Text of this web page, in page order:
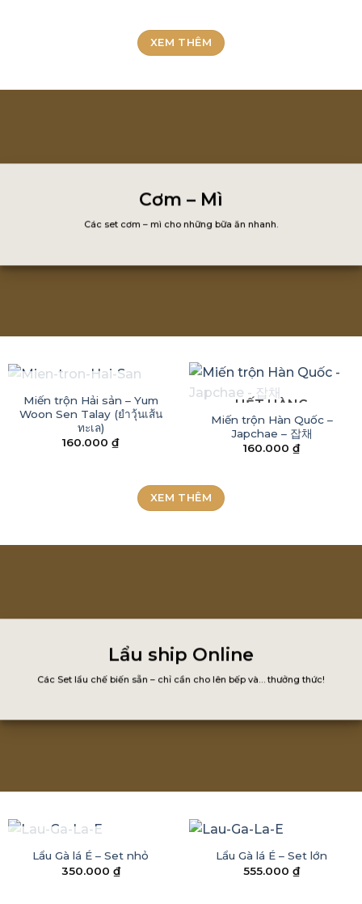
XEM THÊM
Cơm – Mì
Các set cơm – mì cho những bữa ăn nhanh.
HẾT HÀNG
Miến trộn Hải sản – Yum
Woon Sen Talay (ยำวุ้นเส้น
ทะเล)
160.000 ₫
HẾT HÀNG
Miến trộn Hàn Quốc –
Japchae – 잡채
160.000 ₫
XEM THÊM
Lẩu ship Online
Các Set lẩu chế biến sẵn – chỉ cần cho lên bếp và… thưởng thức!
HẾT HÀNG
Lẩu Gà lá É – Set nhỏ
350.000 ₫
Lẩu Gà lá É – Set lớn
555.000 ₫